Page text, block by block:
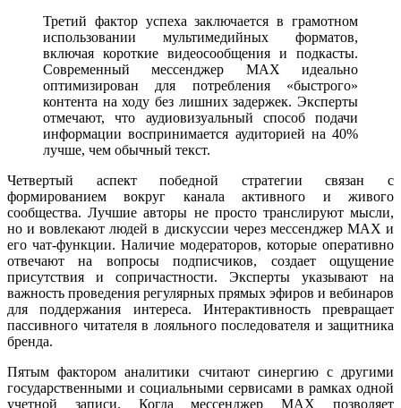
Третий фактор успеха заключается в грамотном
использовании мультимедийных форматов,
включая короткие видеосообщения и подкасты.
Современный мессенджер MAX идеально
оптимизирован для потребления «быстрого»
контента на ходу без лишних задержек. Эксперты
отмечают, что аудиовизуальный способ подачи
информации воспринимается аудиторией на 40%
лучше, чем обычный текст.
Четвертый аспект победной стратегии связан с
формированием вокруг канала активного и живого
сообщества. Лучшие авторы не просто транслируют мысли,
но и вовлекают людей в дискуссии через мессенджер MAX и
его чат-функции. Наличие модераторов, которые оперативно
отвечают на вопросы подписчиков, создает ощущение
присутствия и сопричастности. Эксперты указывают на
важность проведения регулярных прямых эфиров и вебинаров
для поддержания интереса. Интерактивность превращает
пассивного читателя в лояльного последователя и защитника
бренда.
Пятым фактором аналитики считают синергию с другими
государственными и социальными сервисами в рамках одной
учетной записи. Когда мессенджер MAX позволяет